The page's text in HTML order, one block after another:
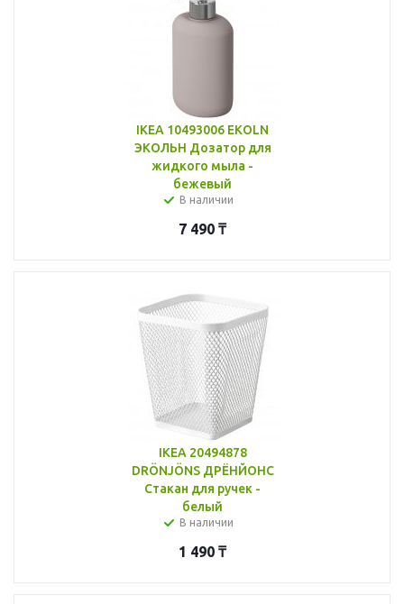
IKEA 10493006 EKOLN
ЭКОЛЬН Дозатор для
жидкого мыла -
бежевый
В наличии
7 490 ₸
IKEA 20494878
DRÖNJÖNS ДРЁНЙОНС
Стакан для ручек -
белый
В наличии
1 490 ₸